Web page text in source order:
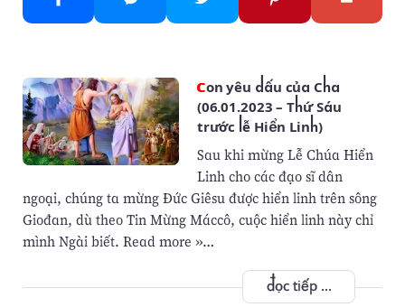
Con yêu dấu của Cha
(06.01.2023 – Thứ Sáu
trước lễ Hiển Linh)
Sau khi mừng Lễ Chúa Hiển
Linh cho các đạo sĩ dân
ngoại, chúng ta mừng Đức Giêsu được hiển linh trên sông
Giođan, dù theo Tin Mừng Máccô, cuộc hiển linh này chỉ
mình Ngài biết. Read more »…
đọc tiếp ...